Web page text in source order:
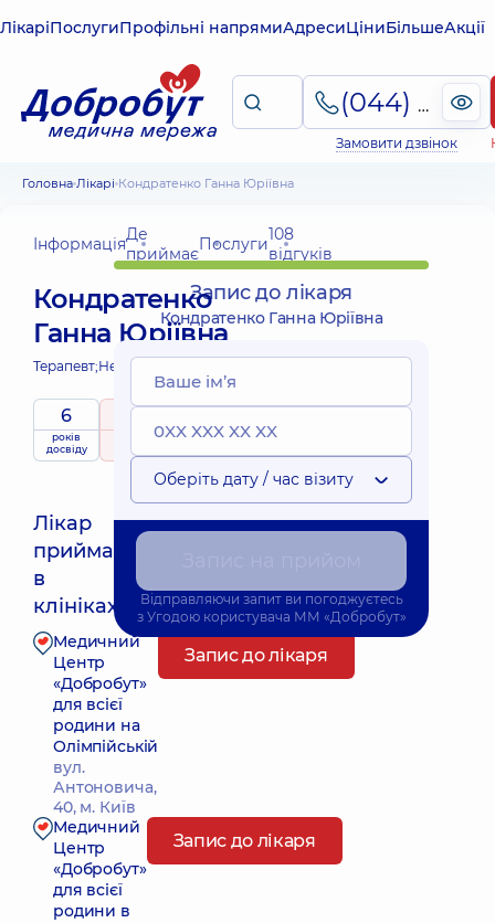
ЛікаріПослугиПрофільні напрямиАдресиЦіниБільшеАкції
(044) 495-2-888
Замовити дзвінок
Головна Лікарі Кондратенко Ганна Юріївна
ІнформаціяДе
приймаєПослуги108
відгуків
Кондратенко
Ганна Юріївна
Терапевт;Нефролог;
6
років
досвіду
рейтингна підставі
Лікар
приймає
в
клініках:
Медичний
Центр
«Добробут»
для всієї
родини на
Олімпійській
вул.
Антоновича,
40, м. Київ
Запис до лікаря
Медичний
Центр
«Добробут»
для всієї
родини в
Запис до лікаря
Запис до лікаря
Кондратенко Ганна Юріївна
Оберіть дату / час візиту
Відправляючи запит ви погоджуєтесь
з Угодою користувача ММ «Добробут»